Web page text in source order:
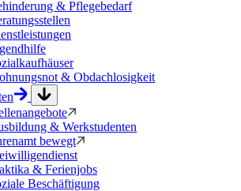
& Pflegebedarf
& Obdachlosigkeit
& Werkstudenten
bewegt
& Ferienjobs
Beschäftigung